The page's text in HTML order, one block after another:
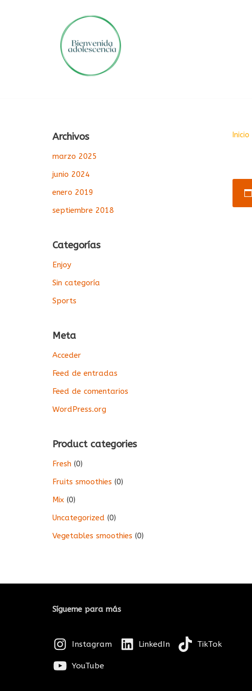
Archivos
marzo 2025
junio 2024
enero 2019
septiembre 2018
Categorías
Enjoy
Sin categoría
Sports
Meta
Acceder
Feed de entradas
Feed de comentarios
WordPress.org
Product categories
Fresh (0)
Fruits smoothies (0)
Mix (0)
Uncategorized (0)
Vegetables smoothies (0)
Inicio
Sígueme para más
Instagram LinkedIn TikTok
YouTube